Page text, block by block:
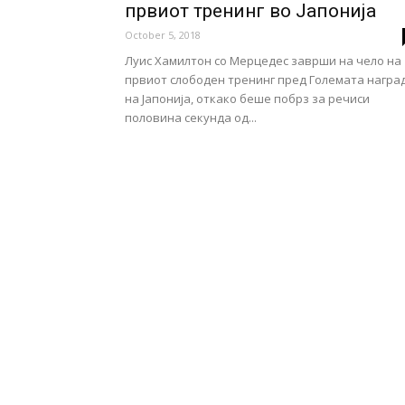
првиот тренинг во Јапонија
October 5, 2018
Луис Хамилтон со Мерцедес заврши на чело на
првиот слободен тренинг пред Големата
на Јапонија, откако беше побрз за речиси
половина секунда од...